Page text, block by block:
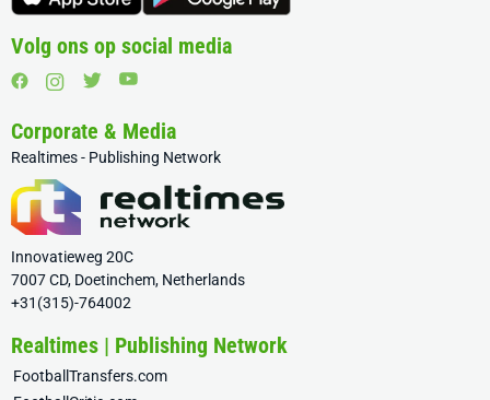
Volg ons op social media
Corporate & Media
Realtimes - Publishing Network
Innovatieweg 20C
7007 CD, Doetinchem, Netherlands
+31(315)-764002
Realtimes | Publishing Network
FootballTransfers.com